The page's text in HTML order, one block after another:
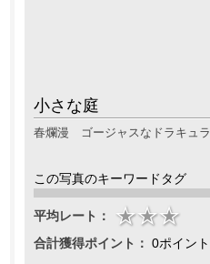
小さな庭
春爛漫 ゴージャスなドラキュラ
この写真のキーワードタグ
平均レート：
合計獲得ポイント： 0ポイント